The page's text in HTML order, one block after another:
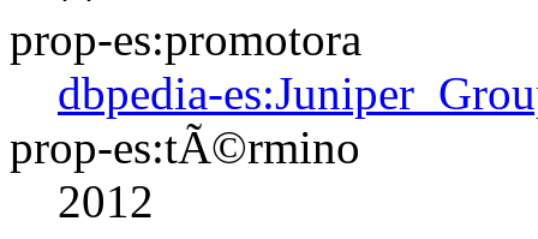
prop-es:promotora
dbpedia-
prop-es:tÃ©rmino
2012